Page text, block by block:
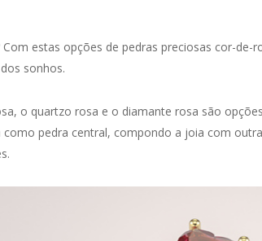
estas opções de pedras preciosas cor-de-
sonhos.
o quartzo rosa e o diamante rosa são
pedra central, compondo a joia com